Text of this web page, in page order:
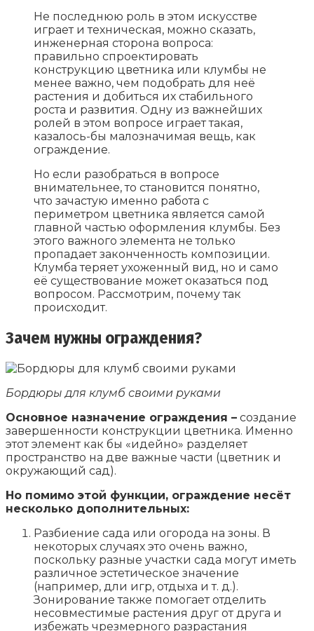
Не последнюю роль в этом искусстве
играет и техническая, можно сказать,
инженерная сторона вопроса:
правильно спроектировать
конструкцию цветника или клумбы не
менее важно, чем подобрать для неё
растения и добиться их стабильного
роста и развития. Одну из важнейших
ролей в этом вопросе играет такая,
казалось-бы малозначимая вещь, как
ограждение.
Но если разобраться в вопросе
внимательнее, то становится понятно,
что зачастую именно работа с
периметром цветника является самой
главной частью оформления клумбы. Без
этого важного элемента не только
пропадает законченность композиции.
Клумба теряет ухоженный вид, но и само
её существование может оказаться под
вопросом. Рассмотрим, почему так
происходит.
Зачем нужны ограждения?
Бордюры для клумб своими руками
Основное назначение ограждения – создание
завершенности конструкции цветника. Именно
этот элемент как бы «идейно» разделяет
пространство на две важные части (цветник и
окружающий сад).
Но помимо этой функции, ограждение несёт
несколько дополнительных:
Разбиение сада или огорода на зоны. В
некоторых случаях это очень важно,
поскольку разные участки сада могут иметь
различное эстетическое значение
(например, дли игр, отдыха и т. д.).
Зонирование также помогает отделить
несовместимые растения друг от друга и
избежать чрезмерного разрастания